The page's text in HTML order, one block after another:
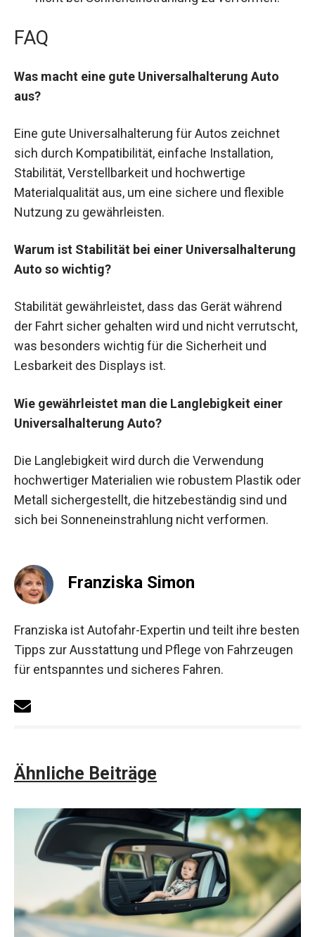
FAQ
Was macht eine gute Universalhalterung Auto
aus?
Eine gute Universalhalterung für Autos zeichnet
sich durch Kompatibilität, einfache Installation,
Stabilität, Verstellbarkeit und hochwertige
Materialqualität aus, um eine sichere und flexible
Nutzung zu gewährleisten.
Warum ist Stabilität bei einer Universalhalterung
Auto so wichtig?
Stabilität gewährleistet, dass das Gerät während
der Fahrt sicher gehalten wird und nicht verrutscht,
was besonders wichtig für die Sicherheit und
Lesbarkeit des Displays ist.
Wie gewährleistet man die Langlebigkeit einer
Universalhalterung Auto?
Die Langlebigkeit wird durch die Verwendung
hochwertiger Materialien wie robustem Plastik oder
Metall sichergestellt, die hitzebeständig sind und
sich bei Sonneneinstrahlung nicht verformen.
Franziska Simon
Franziska ist Autofahr-Expertin und teilt ihre besten
Tipps zur Ausstattung und Pflege von Fahrzeugen
für entspanntes und sicheres Fahren.
Ähnliche Beiträge